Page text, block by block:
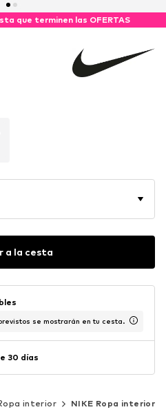
que terminen las OFERTAS
a la cesta
se mostrarán en tu cesta.
30 días
interior NIKE Ropa interior